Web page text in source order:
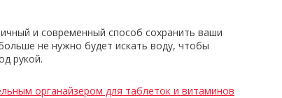
и современный способ сохранить ваши
не нужно будет искать воду, чтобы
рукой.
органайзером для таблеток и витаминов